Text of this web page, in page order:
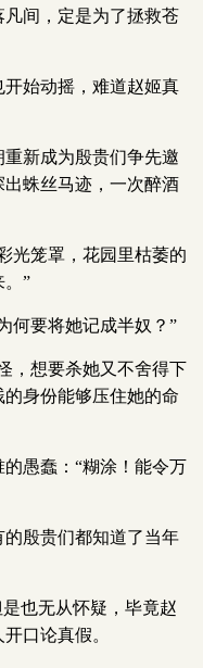
间，定是为了拯救苍
始动摇，难道赵姬真
新成为殷贵们争先邀
蛛丝马迹，一次醉酒
光笼罩，花园里枯萎的
。”
何要将她记成半奴？”
，想要杀她又不舍得下
身份能够压住她的命
愚蠢：“糊涂！能令万
殷贵们都知道了当年
也无从怀疑，毕竟赵
口论真假。